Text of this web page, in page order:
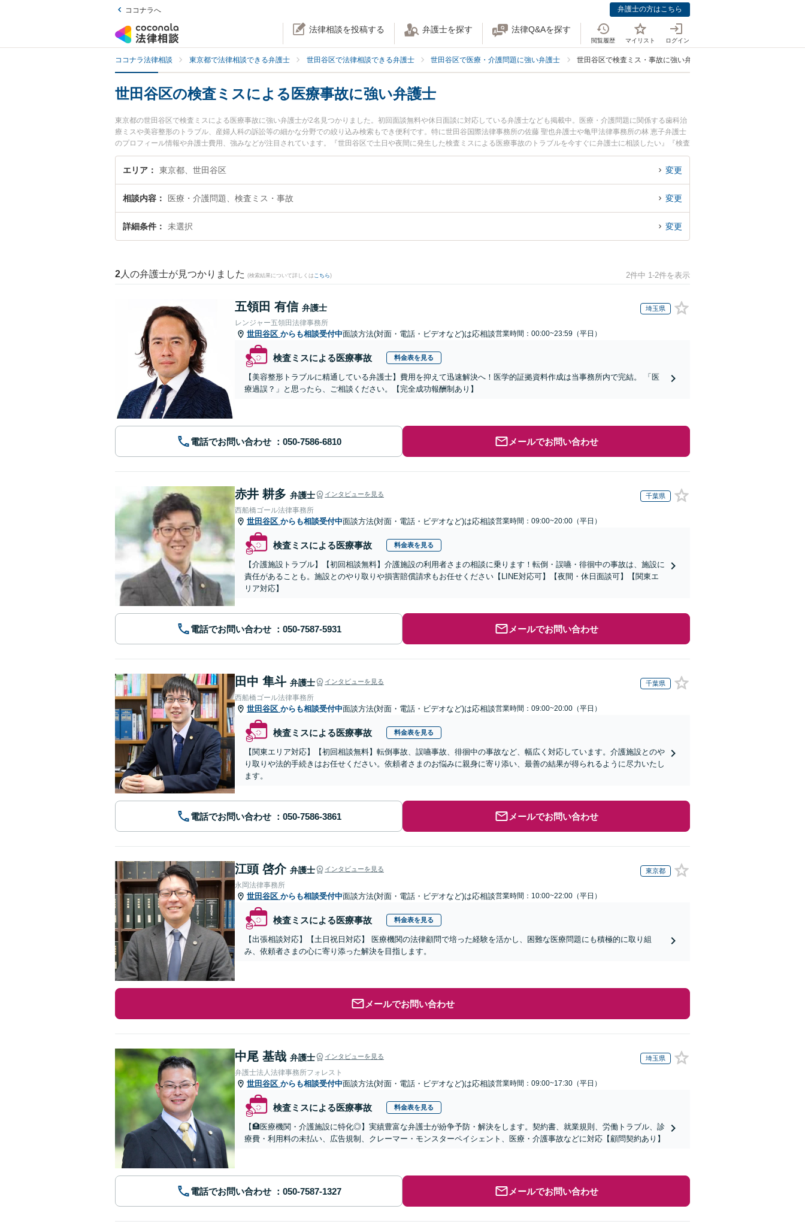
ココナラへ 弁護士の方はこちら
法律相談を投稿する 弁護士を探す 法律Q&Aを探す
閲覧履歴 マイリスト ログイン
ココナラ法律相談 東京都で法律相談できる弁護士 世田谷区で法律相談できる弁護士 世田谷区で医療・介護問題に強い弁護士 世田谷区で検査ミス・事故に強い弁護士
世田谷区の検査ミスによる医療事故に強い弁護士
東京都の世田谷区で検査ミスによる医療事故に強い弁護士が2名見つかりました。初回面談無料や休日面談に対応している弁護士なども掲載中。医療・介護問題に関係する歯科治
療ミスや美容整形のトラブル、産婦人科の訴訟等の細かな分野での絞り込み検索もでき便利です。特に世田谷国際法律事務所の佐藤 聖也弁護士や亀甲法律事務所の林 恵子弁護士
のプロフィール情報や弁護士費用、強みなどが注目されています。『世田谷区で土日や夜間に発生した検査ミスによる医療事故のトラブルを今すぐに弁護士に相談したい』『検査
ミスによる医療事故のトラブル解決の実績豊富な近くの弁護士を検索したい』『初回相談無料で検査ミスによる医療事故を法律相談できる世田谷区内の弁護士に相談予約したい』
などでお困りの相談者さんにおすすめです。
エリア 東京都、世田谷区 変更
相談内容 医療・介護問題、検査ミス・事故 変更
詳細条件 未選択 変更
2 人の弁護士が見つかりました (検索結果について詳しくは こちら) 2件中 1-2件を表示
五領田 有信 弁護士 埼玉県
レンジャー五領田法律事務所
世田谷区 からも相談受付中面談方法(対面・電話・ビデオなど)は応相談営業時間：00:00~23:59（平日）
検査ミスによる医療事故 料金表を見る
【美容整形トラブルに精通している弁護士】費用を抑えて迅速解決へ！医学的証拠資料作成は当事務所内で完結。 「医
療過誤？」と思ったら、ご相談ください。【完全成功報酬制あり】
電話でお問い合わせ メールでお問い合わせ
赤井 耕多 弁護士 インタビューを見る 千葉県
西船橋ゴール法律事務所
世田谷区 からも相談受付中面談方法(対面・電話・ビデオなど)は応相談営業時間：09:00~20:00（平日）
検査ミスによる医療事故 料金表を見る
【介護施設トラブル】【初回相談無料】介護施設の利用者さまの相談に乗ります！転倒・誤嚥・徘徊中の事故は、施設に
責任があることも。施設とのやり取りや損害賠償請求もお任せください【LINE対応可】【夜間・休日面談可】【関東エ
リア対応】
電話でお問い合わせ メールでお問い合わせ
田中 隼斗 弁護士 インタビューを見る 千葉県
西船橋ゴール法律事務所
世田谷区 からも相談受付中面談方法(対面・電話・ビデオなど)は応相談営業時間：09:00~20:00（平日）
検査ミスによる医療事故 料金表を見る
【関東エリア対応】【初回相談無料】転倒事故、誤嚥事故、徘徊中の事故など、幅広く対応しています。介護施設とのや
り取りや法的手続きはお任せください。依頼者さまのお悩みに親身に寄り添い、最善の結果が得られるように尽力いたし
ます。
電話でお問い合わせ メールでお問い合わせ
江頭 啓介 弁護士 インタビューを見る 東京都
永岡法律事務所
世田谷区 からも相談受付中面談方法(対面・電話・ビデオなど)は応相談営業時間：10:00~22:00（平日）
検査ミスによる医療事故 料金表を見る
【出張相談対応】【土日祝日対応】 医療機関の法律顧問で培った経験を活かし、困難な医療問題にも積極的に取り組
み、依頼者さまの心に寄り添った解決を目指します。
メールでお問い合わせ
中尾 基哉 弁護士 インタビューを見る 埼玉県
弁護士法人法律事務所フォレスト
世田谷区 からも相談受付中面談方法(対面・電話・ビデオなど)は応相談営業時間：09:00~17:30（平日）
検査ミスによる医療事故 料金表を見る
【🏥医療機関・介護施設に特化◎】実績豊富な弁護士が紛争予防・解決をします。契約書、就業規則、労働トラブル、診
療費・利用料の未払い、広告規制、クレーマー・モンスターペイシェント、医療・介護事故などに対応【顧問契約あり】
電話でお問い合わせ メールでお問い合わせ